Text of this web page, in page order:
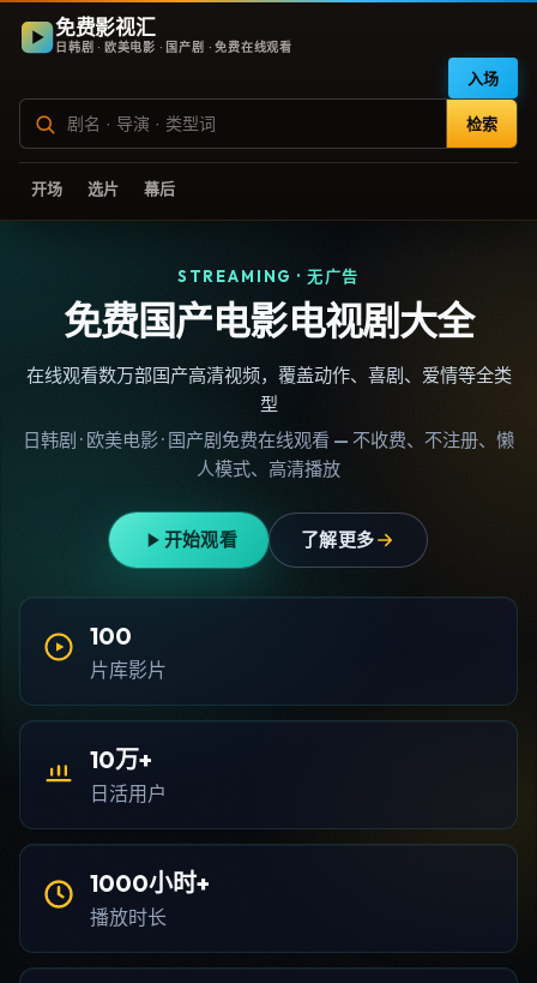
免费影视汇
日韩剧 · 欧美电影 · 国产剧 · 免费在线观看
检索
入场
开场 选片 幕后
STREAMING · 无广告
免费国产电影电视剧大全
在线观看数万部国产高清视频，覆盖动作、喜剧、爱情等全类
型
日韩剧 · 欧美电影 · 国产剧免费在线观看 — 不收费、不注册、懒
人模式、高清播放
开始观看 了解更多
100
片库影片
10万+
日活用户
1000小时+
播放时长